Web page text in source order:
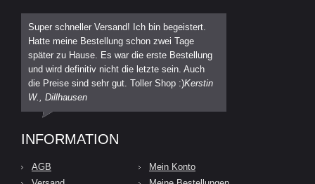
Super schneller Versand! Ich bin begeistert.
Hatte meine Bestellung schon zwei Tage
später zu Hause. Es war die erste Bestellung
und wird definitiv nicht die letzte sein. Auch
die Preise sind sehr gut. Toller Shop :)Kerstin
W., Dillhausen
INFORMATION
AGB
Mein Konto